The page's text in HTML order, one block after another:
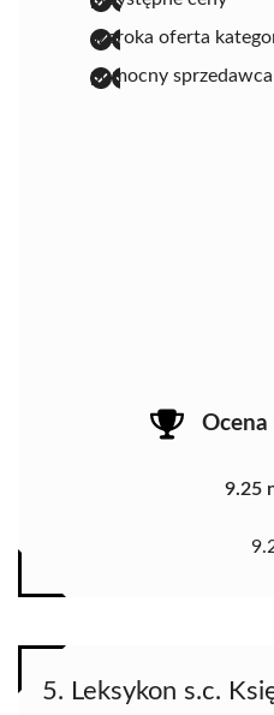
szeroka oferta
pomocny sprzedawca
9.25
5. Leksykon s.c.